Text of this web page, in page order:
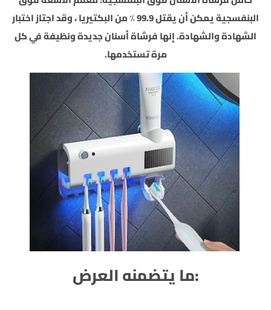
البنفسجية يمكن أن يقتل 99.9 ٪ من البكتيريا
، وقد اجتاز اختبار
الشهادة والشهادة. إنها فرشاة أسنان جديدة ونظيفة في كل
مرة تستخدمها.
:ما يتضمنه العرض